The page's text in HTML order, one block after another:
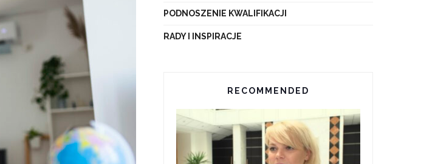
PODNOSZENIE KWALIFIKACJI
RADY I INSPIRACJE
RECOMMENDED